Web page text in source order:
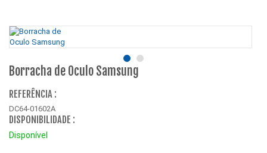
Borracha de Oculo Samsung
REFERÊNCIA :
DC64-01602A
DISPONIBILIDADE :
Disponível